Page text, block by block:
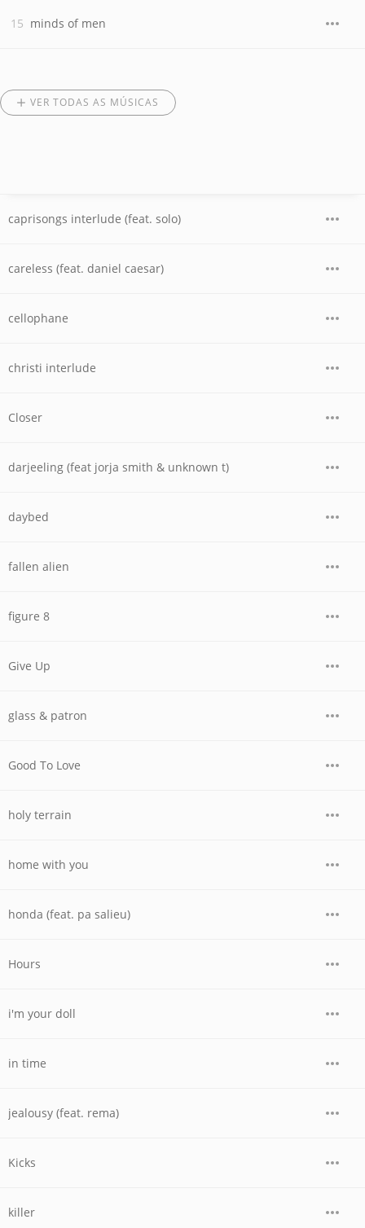
minds of men
VER TODAS AS MÚSICAS
caprisongs interlude (feat. solo)
careless (feat. daniel caesar)
cellophane
christi interlude
Closer
darjeeling (feat jorja smith & unknown t)
daybed
fallen alien
figure 8
Give Up
glass & patron
Good To Love
holy terrain
home with you
honda (feat. pa salieu)
Hours
i'm your doll
in time
jealousy (feat. rema)
Kicks
killer